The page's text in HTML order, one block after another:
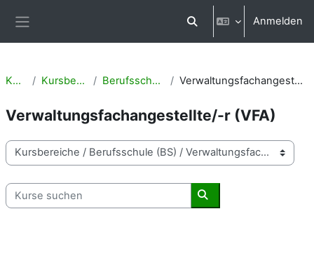
Sucheingabe umschalten
Anmelden
Kurse Kursbereiche Berufsschule (BS) Verwaltungsfachangestellte/-r (VFA)
Verwaltungsfachangestellte/-r (VFA)
Kursbereiche
Kurse suchen
Kurse suchen